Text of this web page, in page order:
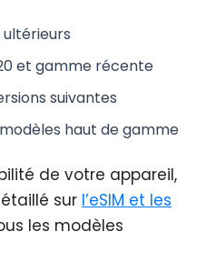
ultérieurs
et gamme récente
suivantes
haut de gamme
de votre appareil,
sur l’eSIM et les
les modèles